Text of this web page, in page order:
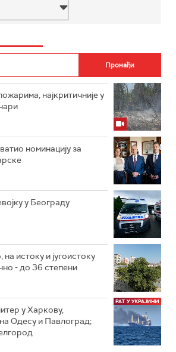
најкритичније у
номинацију за
у Београду
истоку и југоистоку
- до 36 степени
у Харкову,
Одесу и Павлоград;